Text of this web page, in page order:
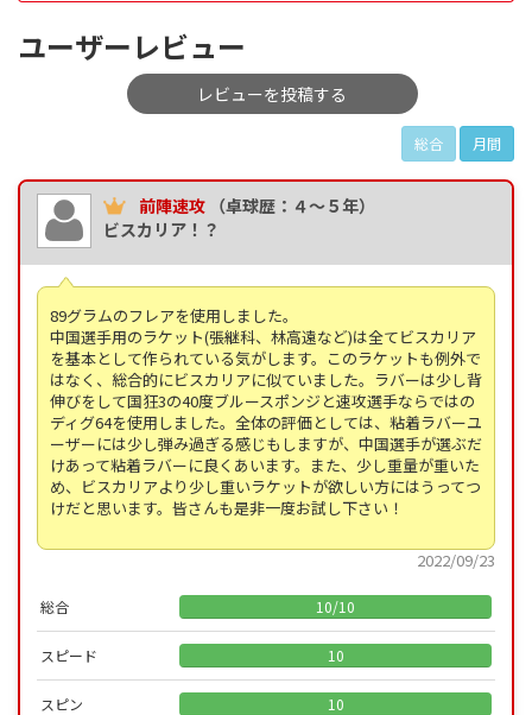
ユーザーレビュー
レビューを投稿する
総合 月間
前陣速攻 （卓球歴：４～５年）
ビスカリア！？
89グラムのフレアを使用しました。
中国選手用のラケット(張継科、林高遠など)は全てビスカリア
を基本として作られている気がします。このラケットも例外で
はなく、総合的にビスカリアに似ていました。ラバーは少し背
伸びをして国狂3の40度ブルースポンジと速攻選手ならではの
ディグ64を使用しました。全体の評価としては、粘着ラバーユ
ーザーには少し弾み過ぎる感じもしますが、中国選手が選ぶだ
けあって粘着ラバーに良くあいます。また、少し重量が重いた
め、ビスカリアより少し重いラケットが欲しい方にはうってつ
けだと思います。皆さんも是非一度お試し下さい！
2022/09/23
総合 10/10
スピード 10
スピン 10